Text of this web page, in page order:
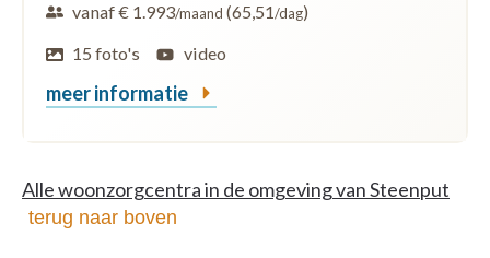
vanaf € 1.993/maand (65,51/dag)
15 foto's
video
meer informatie
Alle woonzorgcentra in de omgeving van Steenput
terug naar boven